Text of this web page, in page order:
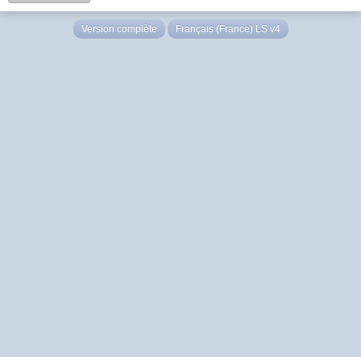
Version complète Français (France) LS v4